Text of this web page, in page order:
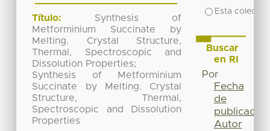
Título:
Synthesis of
Metforminium Succinate by
Melting. Crystal Structure,
Thermal, Spectroscopic and
Dissolution Properties;
Synthesis of Metforminium
Succinate by Melting. Crystal
Structure, Thermal,
Spectroscopic and Dissolution
Properties
Esta
Buscar
en RI
Por
Fecha
de
publicación
Autor